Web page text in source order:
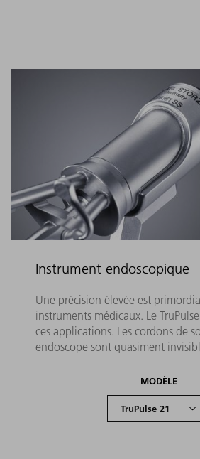
Instrument endoscopique
Une précision élevée est
instruments médicaux. Le
ces applications. Les cordons de
endoscope sont quasiment
MODÈLE